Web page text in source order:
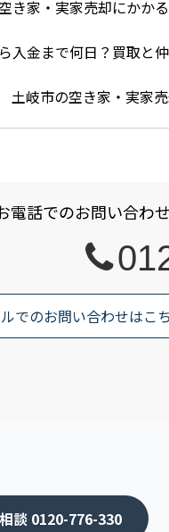
土岐市の空き家・実家
電話でのお問い合わせ
でのお問い合わせはこ
談 0120-776-330